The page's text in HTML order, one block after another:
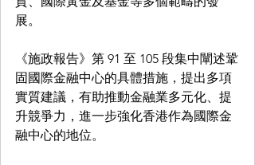
展。
《施政報告》第 91 至 105 段集中闡述鞏
固國際金融中心的具體措施，提出多項
實質建議，有助推動金融業多元化、提
升競爭力，進一步強化香港作為國際金
融中心的地位。